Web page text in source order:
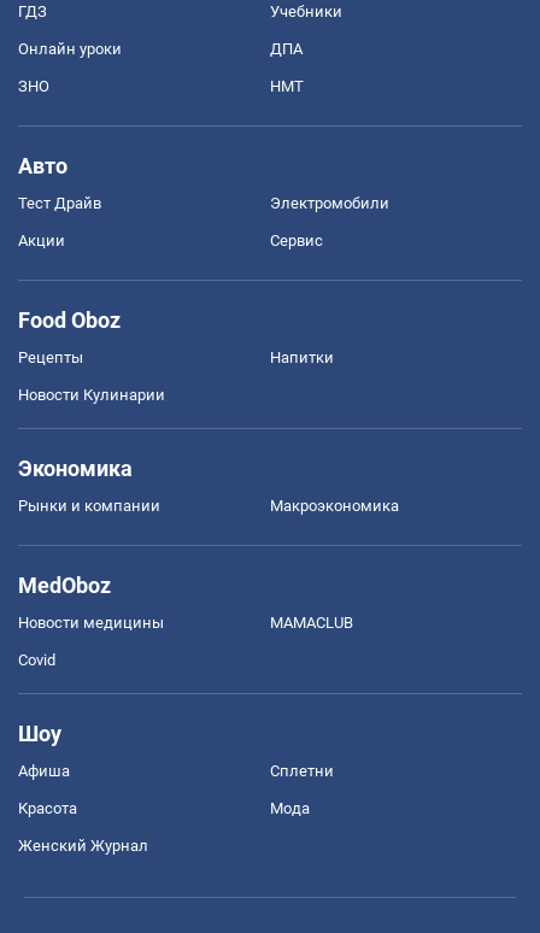
ГДЗ Учебники
Онлайн уроки ДПА
ЗНО НМТ
Авто
Тест Драйв Электромобили
Акции Сервис
Food Oboz
Рецепты Напитки
Новости Кулинарии
Экономика
Рынки и компании Mакроэкономика
MedOboz
Новости медицины MAMACLUB
Covid
Шоу
Афиша Сплетни
Красота Мода
Женский Журнал